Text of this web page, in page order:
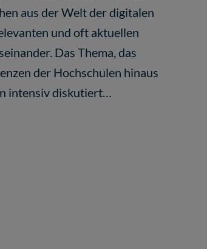
aus der Welt der digitalen
und oft aktuellen
Das Thema, das
der Hochschulen hinaus
intensiv diskutiert…